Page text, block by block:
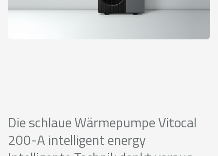
Die schlaue Wärmepumpe Vitocal
200-A intelligent energy